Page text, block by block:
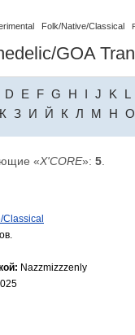
Folk/Native/Classical
GOA
D E F G H I J K
L
З И Й К Л М Н О
«X'CORE»: 5
Classical
Nazzmizzzenly